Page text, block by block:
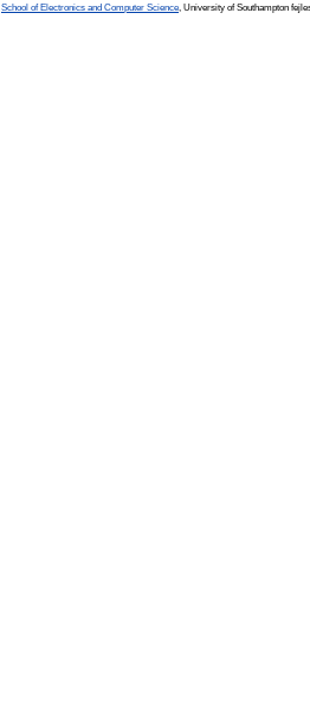
School of Electronics and Computer Science , University of Southampton